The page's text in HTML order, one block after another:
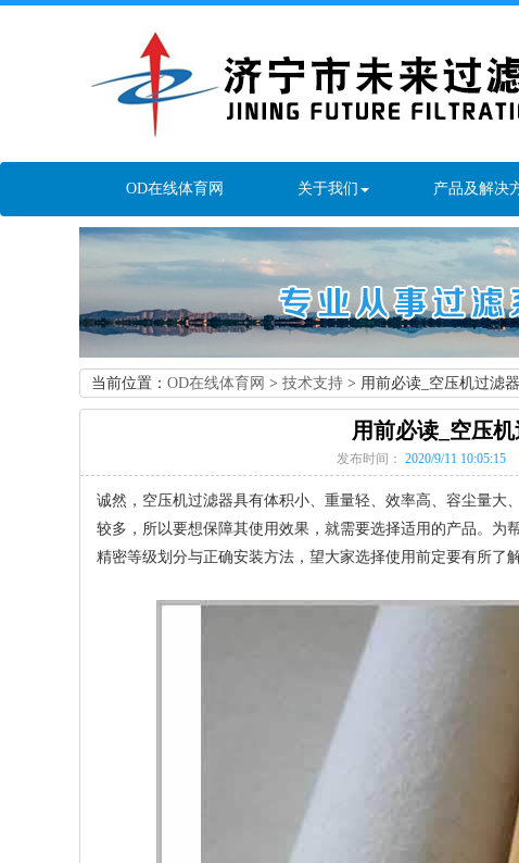
OD在线体育网 关于我们 产品及解决
当前位置： OD在线体育网 > 技术支持 > 用前必读_空压机过滤
用前必读_空压
发布时间： 2020/9/11 10:05:15
诚然，空压机过滤器具有体积小、重量轻、效率高、容尘量大
较多，所以要想保障其使用效果，就需要选择适用的产品。为
精密等级划分与正确安装方法，望大家选择使用前定要有所了解